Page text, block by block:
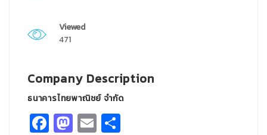
Viewed
471
Company Description
ธนาคารไทยพาณิชย์ จำกัด
Facebook
Mastodon
Email